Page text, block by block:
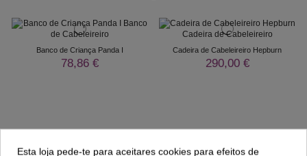
Banco de Criança Panda I
78,86 €
Cadeira de Cabeleireiro Hepburn
290,00 €
Esta loja pede-te para aceitares cookies para efeitos de